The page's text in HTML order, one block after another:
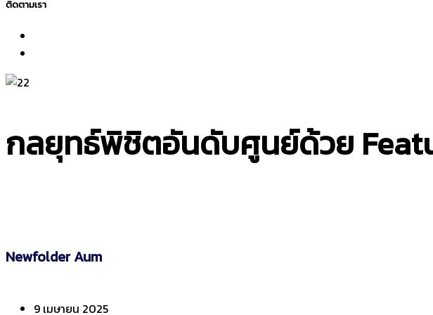
ติดตามเรา
กลยุทธ์พิชิตอันดับศูนย์ด้วย
Newfolder Aum
9 เมษายน 2025